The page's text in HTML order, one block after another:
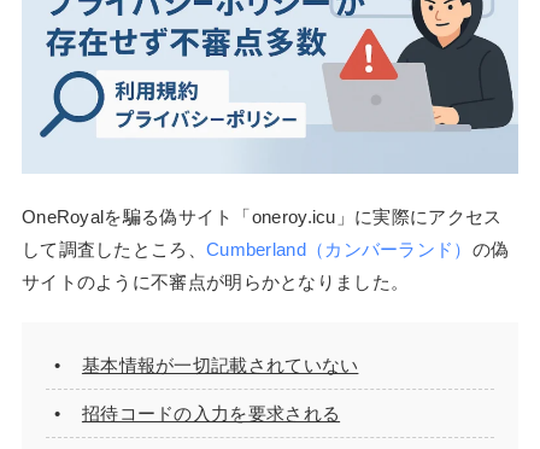
OneRoyalを騙る偽サイト「oneroy.icu」に実際にアクセス
して調査したところ、 Cumberland（カンバーランド） の偽
サイトのように不審点が明らかとなりました。
基本情報が一切記載されていない
招待コードの入力を要求される